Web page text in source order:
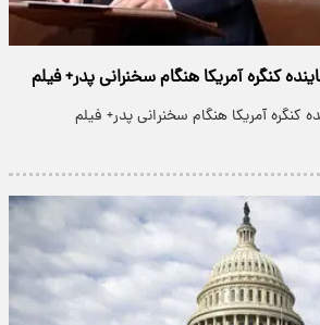
کنگره آمریکا هنگام سخنرانی پدر+ فیلم
آمریکا هنگام سخنرانی پدر+ فیلم